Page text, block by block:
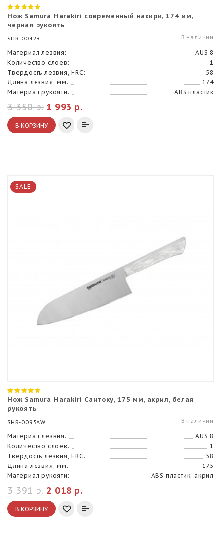
Нож Samura Harakiri современный накири, 174 мм,
черная рукоять
SHR-0042B В наличии
Материал лезвия:
AUS 8
Количество слоев:
1
Твердость лезвия, HRC:
58
Длина лезвия, мм:
174
Материал рукояти:
ABS пластик
1 993 р.
3 350 р.
В КОРЗИНУ
SALE
Нож Samura Harakiri Сантоку, 175 мм, акрил, белая
рукоять
SHR-0095AW В наличии
Материал лезвия:
AUS 8
Количество слоев:
1
Твердость лезвия, HRC:
58
Длина лезвия, мм:
175
Материал рукояти:
ABS пластик, акрил
2 018 р.
3 391 р.
В КОРЗИНУ